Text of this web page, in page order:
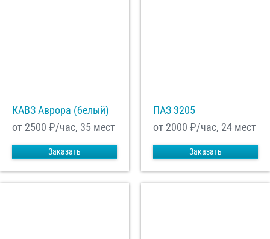
КАВЗ Аврора (белый)
от 2500 ₽/час, 35 мест
Заказать
ПАЗ 3205
от 2000 ₽/час, 24 мест
Заказать